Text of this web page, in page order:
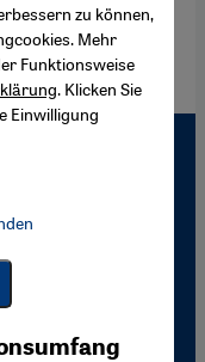
zu können,
Mehr
Funktionsweise
. Klicken Sie
Einwilligung
Google Maps Embed,